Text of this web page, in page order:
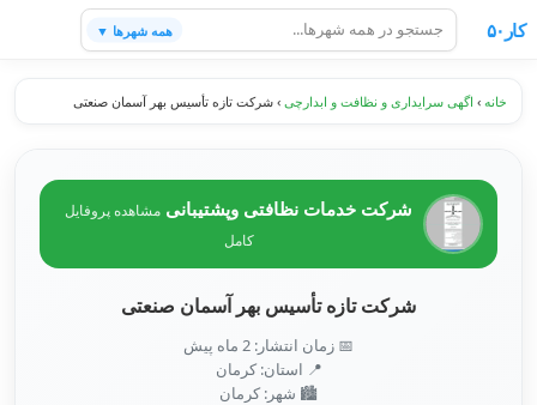
کار۵۰ همه شهرها ▼
خانه › اگهی سرایداری و نظافت و ابدارچی › شرکت تازه تأسیس بهر آسمان صنعتی
شرکت خدمات نظافتی وپشتیبانی مشاهده پروفایل
کامل
شرکت تازه تأسیس بهر آسمان صنعتی
📅 زمان انتشار: 2 ماه پیش
📍 استان: کرمان
🏙️ شهر: كرمان